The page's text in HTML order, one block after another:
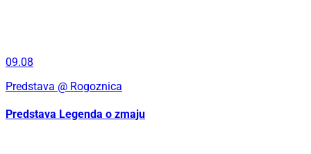
09.08
Predstava @ Rogoznica
Predstava Legenda o zmaju